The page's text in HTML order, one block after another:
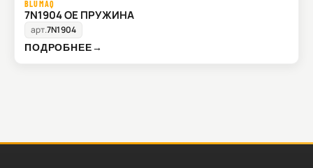
BLUMAQ
7N1904 OE ПРУЖИНА
арт.7N1904
ПОДРОБНЕЕ→